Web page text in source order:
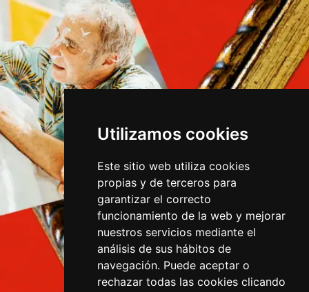
Utilizamos cookies
Este sitio web utiliza cookies
propias y de terceros para
garantizar el correcto
funcionamiento de la web y mejorar
nuestros servicios mediante el
análisis de sus hábitos de
navegación. Puede aceptar o
rechazar todas las cookies clicando